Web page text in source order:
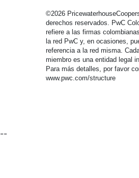
©2026
derechos reservados. PwC
refiere a las firmas
la red PwC y, en ocasiones,
referencia a la red misma.
miembro es una entidad legal
Para más detalles, por favor
www.pwc.com/structure
--